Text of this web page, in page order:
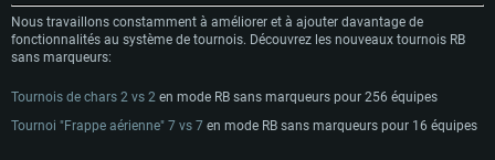
OS: Windows 10 (64 bit)
Processeur: Dual-Core 2.2 GHz
Carte graphique supportant DirectX 11: AMD Radeon 77XX / NVIDIA
GeForce GTX 660. La résolution minimale supportée par le jeu est de 720p
OS: Mac OS Big Sur 11.0 ou plus récent
Processeur: Core i5, minimum 2.2GHz (Les processeurs Intel Xeon ne sont
pas supportés)
Mémoire: 6 GB
Carte graphique: Intel Iris Pro 5200 (Mac), ou analogue AMD/Nvidia. La
OS: Les configurations Linux 64 bits les plus modernes
Processeur: Dual-Core 2.4 GHz
Carte graphique: NVIDIA 660 avec les derniers drivers (moins de 6 mois) /
de même pour AMD (La résolution minimale supportée par le jeu est de
Nous travaillons constamment à améliorer et à ajouter davantage de
fonctionnalités au système de tournois. Découvrez les nouveaux tournois RB
sans marqueurs:
Tournois de chars 2 vs 2 en mode RB sans marqueurs pour 256 équipes
Tournoi "Frappe aérienne" 7 vs 7 en mode RB sans marqueurs pour 16 équipes